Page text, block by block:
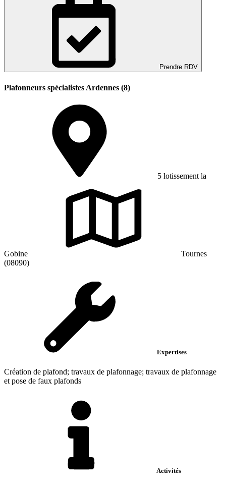
Prendre RDV
Plafonneurs spécialistes Ardennes (8)
5 lotissement la
Gobine
Tournes
(08090)
Expertises
Création de plafond; travaux de plafonnage; travaux de plafonnage
et pose de faux plafonds
Activités